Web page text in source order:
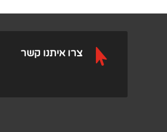
 צרו איתנו קשר